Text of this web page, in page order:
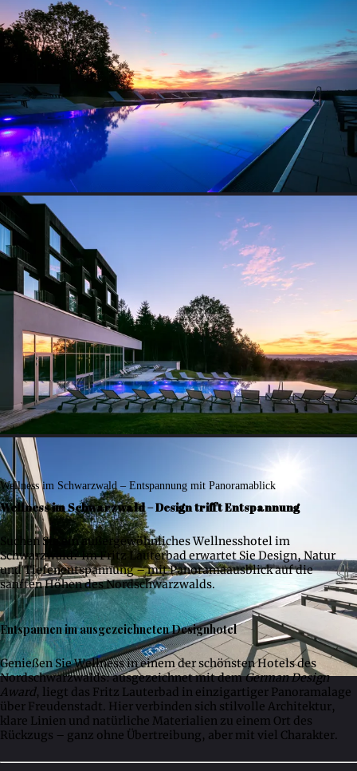
Wellness im Schwarzwald – Entspannung mit Panoramablick
Wellness im Schwarzwald – Design trifft Entspannung
Suchen Sie ein außergewöhnliches Wellnesshotel im
Schwarzwald? Im Fritz Lauterbad erwartet Sie Design, Natur
und Tiefenentspannung – mit Panoramaausblick auf die
sanften Höhen des Nordschwarzwalds.
Entspannen im ausgezeichneten Designhotel
Genießen Sie Wellness in einem der schönsten Hotels des
Nordschwarzwalds: ausgezeichnet mit demGerman Design
Award, liegt das Fritz Lauterbad in einzigartiger Panoramalage
über Freudenstadt. Hier verbinden sich stilvolle Architektur,
klare Linien und natürliche Materialien zu einem Ort des
Rückzugs – ganz ohne Übertreibung, aber mit viel Charakter.